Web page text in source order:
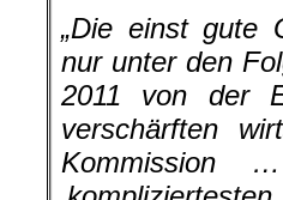
„Die einst gute
nur unter den
2011 von der
verschärften
Kommission